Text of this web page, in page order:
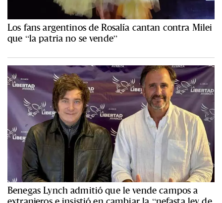
Los fans argentinos de Rosalía cantan contra Milei
que “la patria no se vende”
Benegas Lynch admitió que le vende campos a